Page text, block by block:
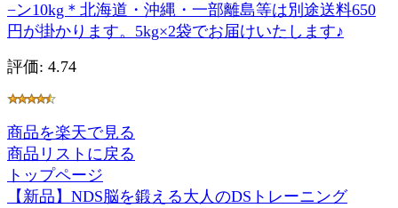
−ン10kg＊北海道・沖縄・一部離島等は別途送料650
円が掛かります。5kg×2袋でお届けいたします♪
評価: 4.74
商品を楽天で見る
商品リストに戻る
トップページ
【新品】NDS脳を鍛える大人のDSトレーニング